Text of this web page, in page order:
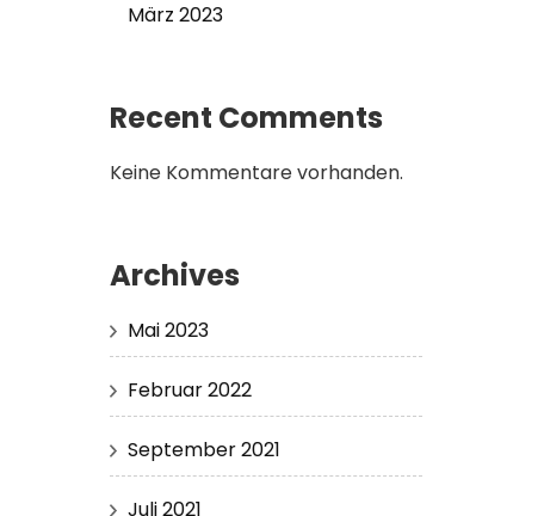
März 2023
Recent Comments
Keine Kommentare vorhanden.
Archives
Mai 2023
Februar 2022
September 2021
Juli 2021